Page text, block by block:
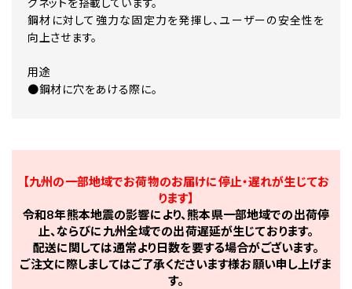
鋼材に対して強力な固定力を発揮し、ユーザーの安全性を
向上させます。
用途
●鋼材に穴をあける際に。
【九州の一部地域でお荷物のお届けに停止・遅れが生じてお
ります】
令和8年熊本地震の影響により、熊本県一部地域での出荷停
止、ならびに九州全域での出荷遅延が生じております。
配送に関しては通常より日数を要する場合がございます。
ご注文に際しましてはご了承くださいます様お願い申し上げま
す。